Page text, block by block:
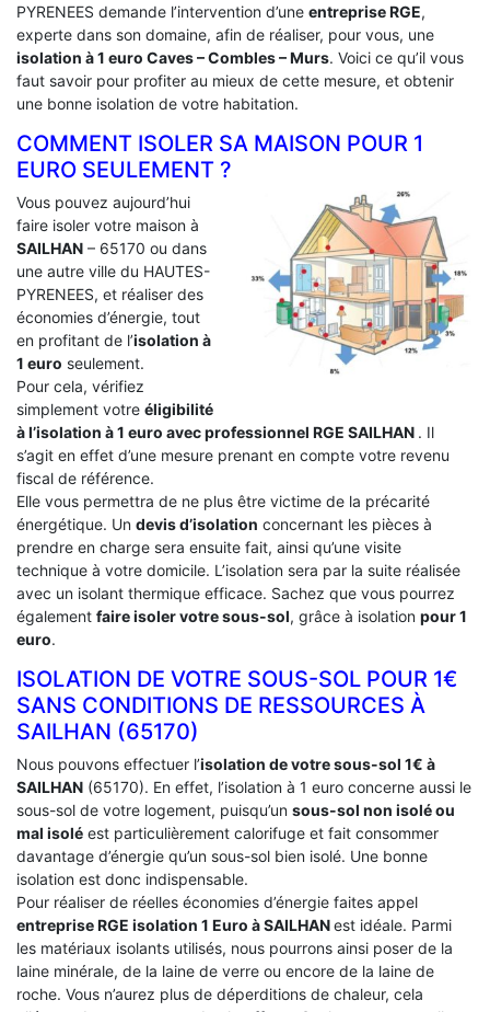
PYRENEES demande l’intervention d’une entreprise RGE,
experte dans son domaine, afin de réaliser, pour vous, une
isolation à 1 euro Caves – Combles – Murs. Voici ce qu’il vous
faut savoir pour profiter au mieux de cette mesure, et obtenir
une bonne isolation de votre habitation.
COMMENT ISOLER SA MAISON POUR 1
EURO SEULEMENT ?
Vous pouvez aujourd’hui
faire isoler votre maison à
SAILHAN – 65170 ou dans
une autre ville du HAUTES-
PYRENEES, et réaliser des
économies d’énergie, tout
en profitant de l’isolation à
1 euro seulement.
Pour cela, vérifiez
simplement votre éligibilité
à l’isolation à 1 euro avec professionnel RGE SAILHAN . Il
s’agit en effet d’une mesure prenant en compte votre revenu
fiscal de référence.
Elle vous permettra de ne plus être victime de la précarité
énergétique. Un devis d’isolation concernant les pièces à
prendre en charge sera ensuite fait, ainsi qu’une visite
technique à votre domicile. L’isolation sera par la suite réalisée
avec un isolant thermique efficace. Sachez que vous pourrez
également faire isoler votre sous-sol, grâce à isolation pour 1
euro.
ISOLATION DE VOTRE SOUS-SOL POUR 1€
SANS CONDITIONS DE RESSOURCES À
‎SAILHAN (65170)
Nous pouvons effectuer l’isolation de votre sous-sol 1€ à
SAILHAN (65170). En effet, l’isolation à 1 euro concerne aussi le
sous-sol de votre logement, puisqu’un sous-sol non isolé ou
mal isolé est particulièrement calorifuge et fait consommer
davantage d’énergie qu’un sous-sol bien isolé. Une bonne
isolation est donc indispensable.
Pour réaliser de réelles économies d’énergie faites appel
entreprise RGE isolation 1 Euro à SAILHANest idéale. Parmi
les matériaux isolants utilisés, nous pourrons ainsi poser de la
laine minérale, de la laine de verre ou encore de la laine de
roche. Vous n’aurez plus de déperditions de chaleur, cela